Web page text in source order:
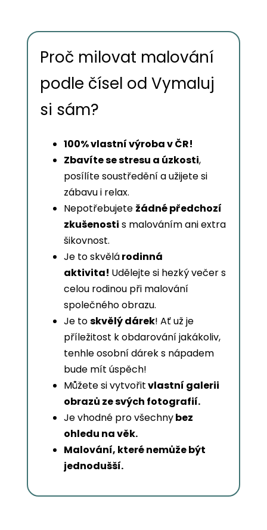
Proč milovat malování
podle čísel od Vymaluj
si sám?
100% vlastní výroba v ČR!
Zbavíte se stresu a úzkosti,
posílíte soustředění a užijete si
zábavu i relax.
Nepotřebujete žádné předchozí
zkušenosti s malováním ani extra
šikovnost.
Je to skvělárodinná
aktivita! Udělejte si hezký večer s
celou rodinou při malování
společného obrazu.
Je toskvělý dárek! Ať už je
příležitost k obdarování jakákoliv,
tenhle osobní dárek s nápadem
bude mít úspěch!
Můžete si vytvořitvlastní galerii
obrazů ze svých fotografií.
Je vhodné pro všechnybez
ohledu na věk.
Malování, které nemůže být
jednodušší.